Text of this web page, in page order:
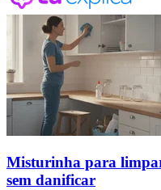
Misturinha para
sem danificar